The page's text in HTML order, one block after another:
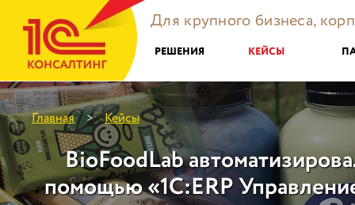
Для крупного бизнеса,
РЕШЕНИЯ КЕЙСЫ
Главная > Кейсы
BioFoodLab
помощью «1С:ERP